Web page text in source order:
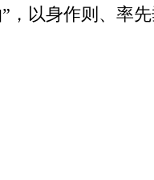
以身作则、率